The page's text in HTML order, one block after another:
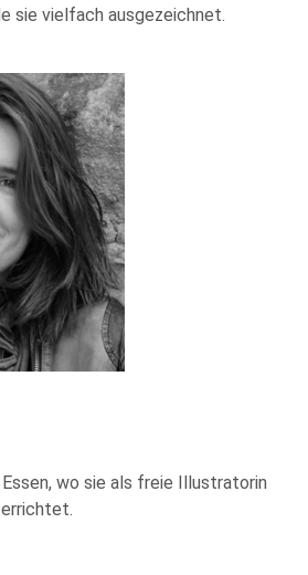
sie vielfach ausgezeichnet.
wo sie als freie Illustratorin